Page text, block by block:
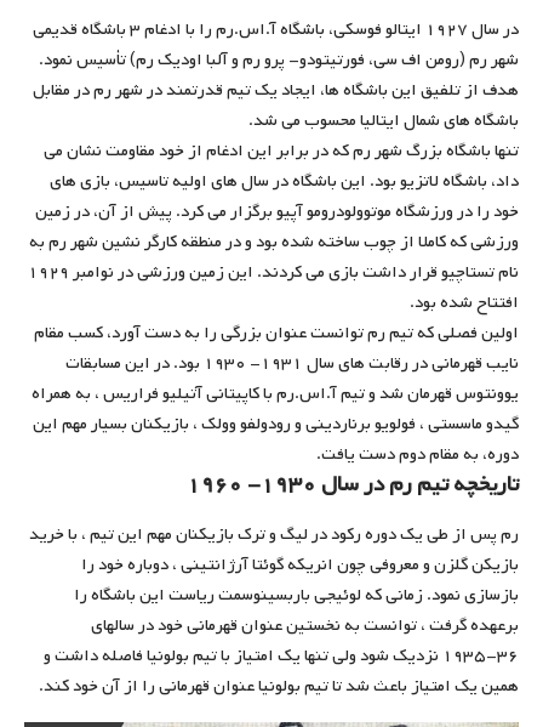
در سال ۱۹۲۷ ایتالو فوسکی، باشگاه آ.اس.رم را با ادغام ۳ باشگاه قدیمی
شهر رم (رومن اف سی، فورتیتودو- پرو رم و آلبا اودیک رم) تأسیس نمود.
هدف از تلفیق این باشگاه ها، ایجاد یک تیم قدرتمند در شهر رم در مقابل
باشگاه های شمال ایتالیا محسوب می شد.
تنها باشگاه بزرگ شهر رم که در برابر این ادغام از خود مقاومت نشان می
داد، باشگاه لاتزیو بود. این باشگاه در سال های اولیه تاسیس، بازی های
خود را در ورزشگاه موتوولودرومو آپیو برگزار می کرد. پیش از آن، در زمین
ورزشی که کاملا از چوب ساخته شده بود و در منطقه کارگر نشین شهر رم به
نام تستاچیو قرار داشت بازی می کردند. این زمین ورزشی در نوامبر ۱۹۲۹
افتتاح شده بود.
اولین فصلی که تیم رم توانست عنوان بزرگی را به دست آورد، کسب مقام
نایب قهرمانی در رقابت های سال ۱۹۳۱- ۱۹۳۰ بود. در این مسابقات
یوونتوس قهرمان شد و تیم آ.اس.رم با کاپیتانی آتیلیو فراریس ، به همراه
گیدو ماسستی ، فولویو برناردینی و رودولفو وولک ، بازیکنان بسیار مهم این
دوره، به مقام دوم دست یافت.
تاریخچه تیم رم در سال ۱۹۳۰- ۱۹۶۰
رم پس از طی یک دوره رکود در لیگ و ترک بازیکنان مهم این تیم ، با خرید
بازیکن گلزن و معروفی چون انریکه گوئتا آرژانتینی ، دوباره خود را
بازسازی نمود. زمانی که لوئیجی باربسینوسمت ریاست این باشگاه را
برعهده گرفت ، توانست به نخستین عنوان قهرمانی خود در سالهای
۳۶-۱۹۳۵ نزدیک شود ولی تنها یک امتیاز با تیم بولونیا فاصله داشت و
همین یک امتیاز باعث شد تا تیم بولونیا عنوان قهرمانی را از آن خود کند.